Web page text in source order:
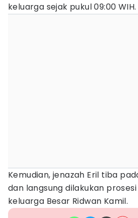
keluarga sejak pukul 09:00 WIH.
Kemudian, jenazah Eril tiba
dan langsung dilakukan
keluarga Besar Ridwan Kamil.